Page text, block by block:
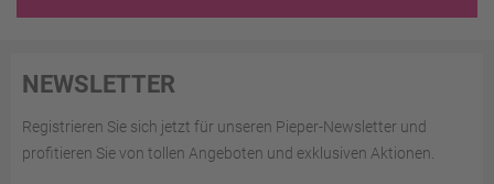
NEWSLETTER
Registrieren Sie sich jetzt für unseren Pieper-Newsletter und
profitieren Sie von tollen Angeboten und exklusiven Aktionen.